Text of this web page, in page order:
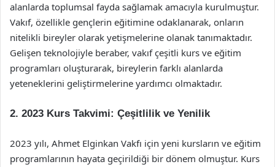
alanlarda toplumsal fayda sağlamak amacıyla kurulmuştur.
Vakıf, özellikle gençlerin eğitimine odaklanarak, onların
nitelikli bireyler olarak yetişmelerine olanak tanımaktadır.
Gelişen teknolojiyle beraber, vakıf çeşitli kurs ve eğitim
programları oluşturarak, bireylerin farklı alanlarda
yeteneklerini geliştirmelerine yardımcı olmaktadır.
2. 2023 Kurs Takvimi: Çeşitlilik ve Yenilik
2023 yılı, Ahmet Elginkan Vakfı için yeni kursların ve eğitim
programlarının hayata geçirildiği bir dönem olmuştur. Kurs